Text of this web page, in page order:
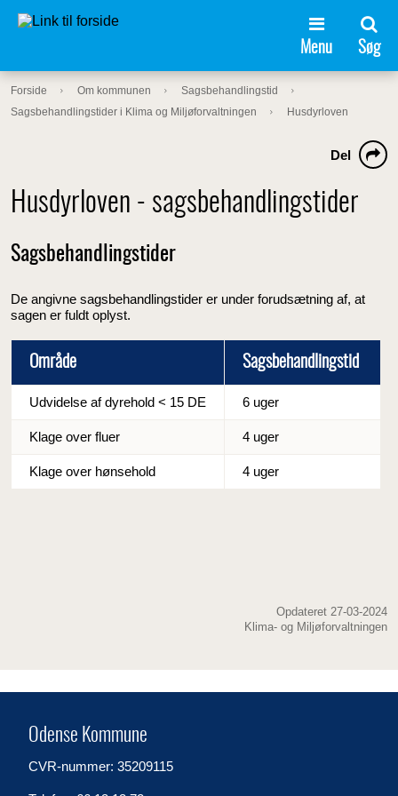
Menu Søg
Forside Om kommunen
Sagsbehandlingstid
Sagsbehandlingstider i Klima og Miljøforvaltningen
Husdyrloven
Husdyrloven - sagsbehandlingstider
Del
Sagsbehandlingstider
De angivne sagsbehandlingstider er under forudsætning af, at
sagen er fuldt oplyst.
Område Sagsbehandlingstid
Udvidelse af dyrehold < 15 DE 6 uger
Klage over fluer 4 uger
Klage over hønsehold 4 uger
Opdateret 27-03-2024
Klima- og Miljøforvaltningen
Odense Kommune
CVR-nummer: 35209115